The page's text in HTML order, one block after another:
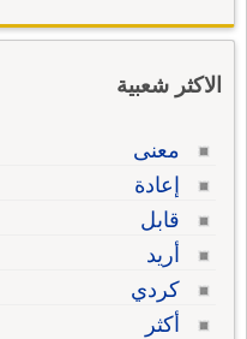
الاكثر شعبية
معنى
إعادة
قابل
أريد
كردي
أكثر